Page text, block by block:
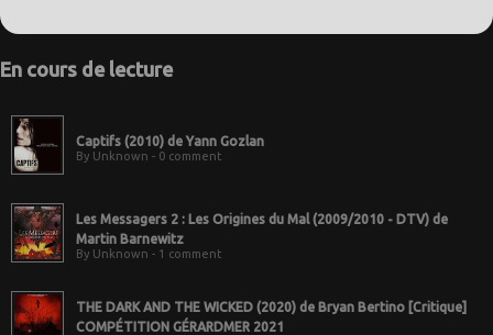
En cours de lecture
Captifs (2010) de Yann Gozlan
By Unknown - 0 comment
Les Messagers 2 : Les Origines du Mal (2009/2010 - DTV) de
Martin Barnewitz
By Unknown - 1 comment
THE DARK AND THE WICKED (2020) de Bryan Bertino [Critique]
COMPÉTITION GÉRARDMER 2021